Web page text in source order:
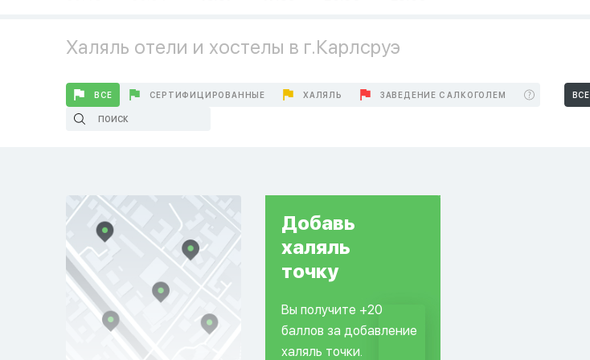
Халяль отели и хостелы в г.Карлсруэ
ВСЕ СЕРТИФИЦИРОВАННЫЕ ХАЛЯЛЬ ЗАВЕДЕНИЕ С АЛКОГОЛЕМ ВСЕ
Добавь
халяль
точку
Вы получите +20
баллов за добавление
халяль точки.